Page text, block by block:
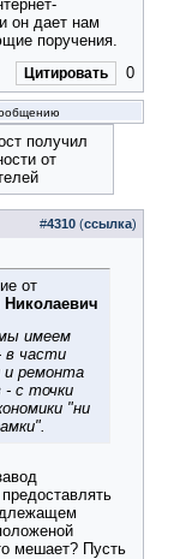
он дает нам
поручения.
Цитировать 0
получил
от
#4310 (ссылка)
от
Николаевич
имеем
в части
и ремонта
- с точки
"ни
мешает? Пусть